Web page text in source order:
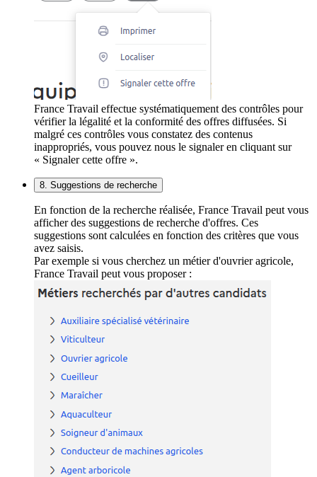
France Travail effectue systématiquement des contrôles pour
vérifier la légalité et la conformité des offres diffusées. Si
malgré ces contrôles vous constatez des contenus
inappropriés, vous pouvez nous le signaler en cliquant sur
« Signaler cette offre ».
8. Suggestions de recherche
En fonction de la recherche réalisée, France Travail peut vous
afficher des suggestions de recherche d'offres. Ces
suggestions sont calculées en fonction des critères que vous
avez saisis.
Par exemple si vous cherchez un métier d'ouvrier agricole,
France Travail peut vous proposer :